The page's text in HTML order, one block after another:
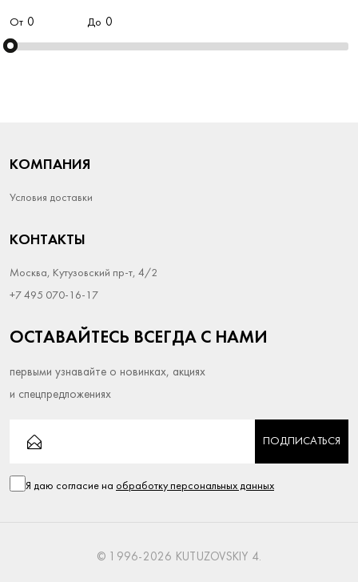
От До
КОМПАНИЯ
Условия доставки
КОНТАКТЫ
Москва, Кутузовский пр-т, 4/2
+7 495 070-16-17
ОСТАВАЙТЕСЬ ВСЕГДА С НАМИ
первыми узнавайте о новинках, акциях
и спецпредложениях
ПОДПИСАТЬСЯ
Я даю согласие на обработку персональных данных
© 1996- 2026 KUTUZOVSKIY 4.